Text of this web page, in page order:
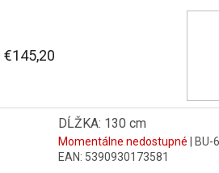
€145,20
DĹŽKA: 130 cm
Momentálne nedostupné
|
EAN: 5390930173581